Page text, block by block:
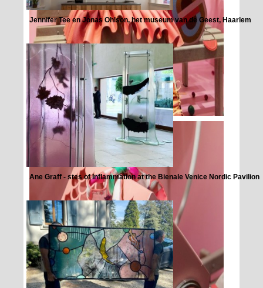
Jennifer Tee en Jonas Ohlson, het museum van de Geest, Haarlem
Ane Graff - stes of Inflammation at the Bienale Venice Nordic Pavilion